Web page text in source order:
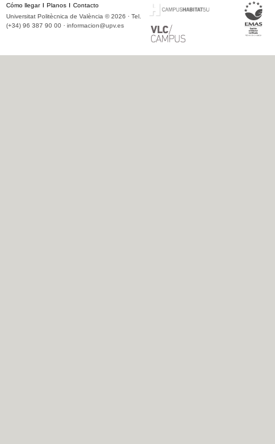
Cómo llegar Planos
Contacto
Universitat Politècnica de València © 2026 · Tel.
(+34) 96 387 90 00 · informacion@upv.es